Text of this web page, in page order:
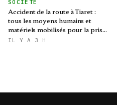
SOCIETÉ
Accident de la route à Tiaret :
tous les moyens humains et
matériels mobilisés pour la prise
en charge des blessés
IL Y A 3 H